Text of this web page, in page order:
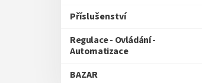
Příslušenství
Regulace - Ovládání -
Automatizace
BAZAR